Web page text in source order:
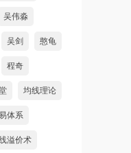
吴伟淼
吴剑 憨龟
程奇
均线理论
体系
溢价术